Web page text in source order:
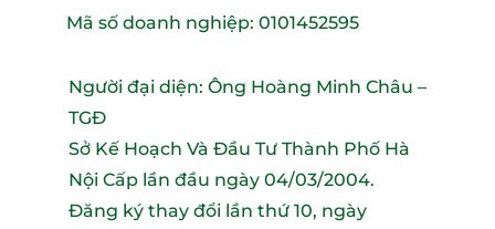
Mã số doanh nghiệp: 0101452595
Người đại diện: Ông Hoàng Minh Châu –
TGĐ
Sở Kế Hoạch Và Đầu Tư Thành Phố Hà
Nội Cấp lần đầu ngày 04/03/2004.
Đăng ký thay đổi lần thứ 10, ngày